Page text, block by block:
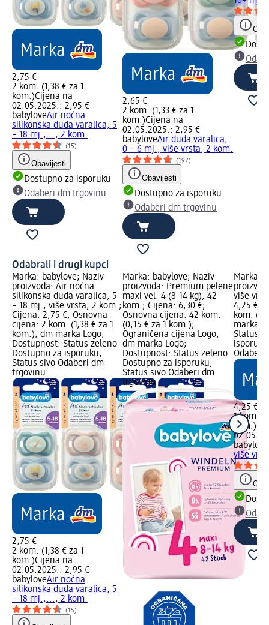
2,75 €
2 kom. (1,38 € za 1
kom.)Cijena na
02.05.2025.: 2,95 €
babyloveAir noćna
silikonska duda varalica, 5
– 18 mj.,..., 2 kom.
(15)
Obavijesti
Dostupno za isporuku
Odaberi dm trgovinu
2,65 €
2 kom. (1,33 € za 1
kom.)Cijena na
02.05.2025.: 2,95 €
babyloveAir duda varalica,
0 – 6 mj., više vrsta, 2 kom.
(197)
Obavijesti
Dostupno za isporuku
Odaberi dm trgovinu
Odabrali i drugi kupci
Marka: babylove; Naziv
proizvoda: Air noćna
silikonska duda varalica, 5
– 18 mj., više vrsta, 2 kom.;
Cijena: 2,75 €; Osnovna
cijena: 2 kom. (1,38 € za 1
kom.); dm marka Logo;
Dostupnost: Status zeleno
Dostupno za isporuku,
Status sivo Odaberi dm
trgovinu
2,75 €
2 kom. (1,38 € za 1
kom.)Cijena na
02.05.2025.: 2,95 €
babyloveAir noćna
silikonska duda varalica, 5
– 18 mj.,..., 2 kom.
(15)
Marka: babylove; Naziv
proizvoda: Premium pelene
maxi vel. 4 (8-14 kg), 42
kom.; Cijena: 6,30 €;
Osnovna cijena: 42 kom.
(0,15 € za 1 kom.);
Ograničena cijena Logo,
dm marka Logo;
Dostupnost: Status zeleno
Dostupno za isporuku,
Status sivo Odaberi dm
trgovinu
Marka:
više
4,25 €;
kom.
marka
Status
Odaberi
4,25 €
1 kom.
kom.)
babylove
više